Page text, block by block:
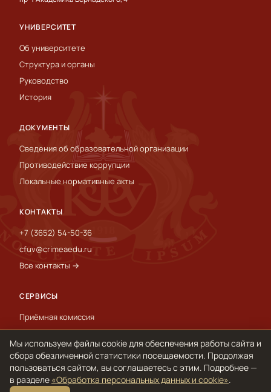
УНИВЕРСИТЕТ
Об университете
Структура и органы
Руководство
История
ДОКУМЕНТЫ
Сведения об образовательной организации
Противодействие коррупции
Локальные нормативные акты
КОНТАКТЫ
+7 (3652) 54-50-36
cfuv@crimeaedu.ru
Все контакты →
СЕРВИСЫ
Приёмная комиссия
Пресс-служба
International
© 1918–2026 ФГАОУ ВО «КФУ им. В. И. Вернадского»
Мы используем файлы cookie для обеспечения работы сайта и
сбора обезличенной статистики посещаемости. Продолжая
пользоваться сайтом, вы соглашаетесь с этим. Подробнее —
в разделе «Обработка персональных данных и cookie».